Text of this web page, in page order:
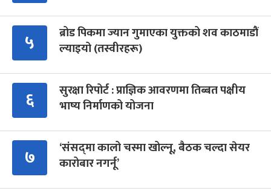
५
ब्रोड पिकमा ज्यान गुमाएका युक्तको शव काठमाडौं
ल्याइयो (तस्वीरहरू)
६
सुरक्षा रिपोर्ट : प्राज्ञिक आवरणमा तिब्बत पक्षीय
भाष्य निर्माणको योजना
७
‘संसद्‍मा कालो चस्मा खोल्नू, बैठक चल्दा सेयर
कारोबार नगर्नू’